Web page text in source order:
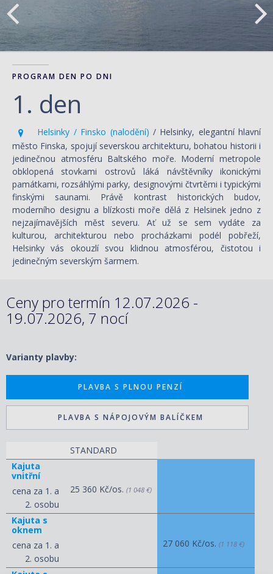
PROGRAM DEN PO DNI
1. den
Helsinky / Finsko (nalodění) / Helsinky, elegantní hlavní
město Finska, spojují severskou architekturu, bohatou historii i
jedinečnou atmosféru Baltského moře. Moderní metropole
obklopená stovkami ostrovů láká návštěvníky ikonickými
památkami, rozsáhlými parky, designovými čtvrtěmi i typickými
finskými saunami. Právě kontrast historických budov,
moderního designu a blízkosti moře dělá z Helsinek jedno z
nejzajímavějších měst severu. Ať už se sem vydáte za
kulturou, architekturou nebo procházkami podél pobřeží,
Helsinky vás okouzlí svou klidnou atmosférou, čistotou i
jedinečným severským šarmem.
Ceny pro termín 12.07.2026 -
19.07.2026, 7 nocí
Varianty plavby:
PLAVBA S PLNOU PENZÍ
PLAVBA S NÁPOJOVÝM BALÍČKEM
STANDARD
Kajuta
vnitřní
cena za 1. a
2. osobu
25 360 Kč/os. (1 048 €)
Kajuta s
oknem
cena za 1. a
2. osobu
27 060 Kč/os. (1 118 €)